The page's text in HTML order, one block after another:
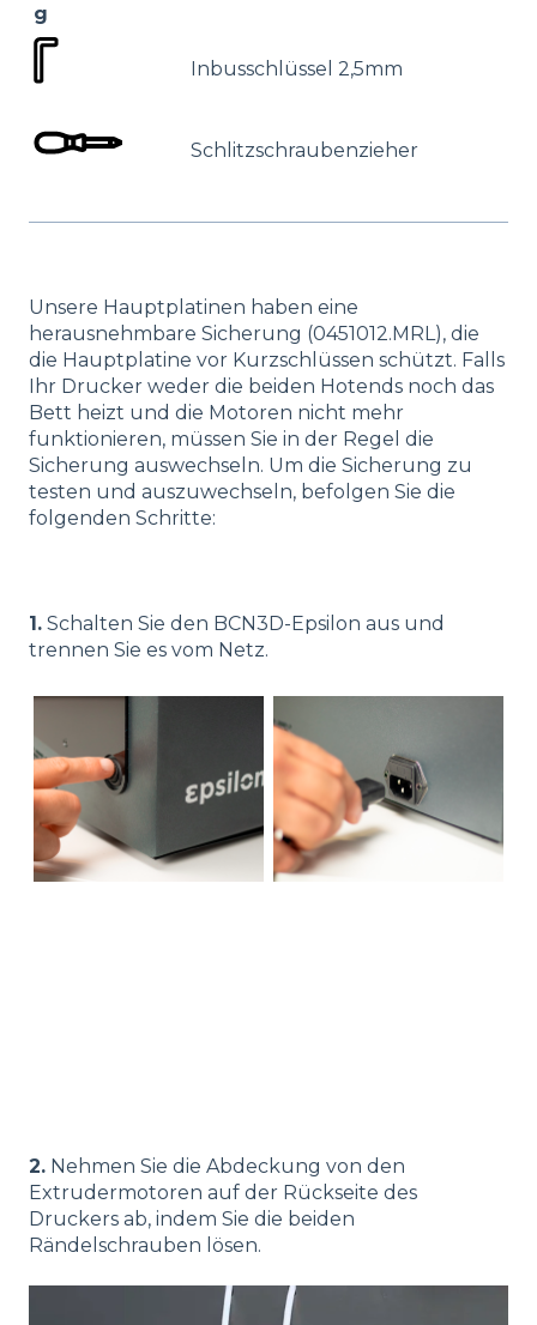
g
Inbusschlüssel 2,5mm
Schlitzschraubenzieher
Unsere Hauptplatinen haben eine
herausnehmbare Sicherung (0451012.MRL), die
die Hauptplatine vor Kurzschlüssen schützt. Falls
Ihr Drucker weder die beiden Hotends noch das
Bett heizt und die Motoren nicht mehr
funktionieren, müssen Sie in der Regel die
Sicherung auswechseln. Um die Sicherung zu
testen und auszuwechseln, befolgen Sie die
folgenden Schritte:
1. Schalten Sie den BCN3D-Epsilon aus und
trennen Sie es vom Netz.
2. Nehmen Sie die Abdeckung von den
Extrudermotoren auf der Rückseite des
Druckers ab, indem Sie die beiden
Rändelschrauben lösen.